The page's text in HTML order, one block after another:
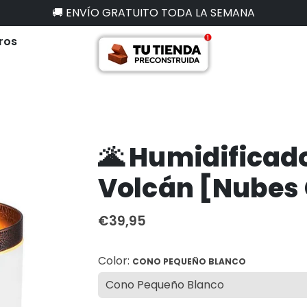
🚚 ENVÍO GRATUITO TODA LA SEMANA
🌋
Volcán
€39,95
Color: CONO PEQUEÑO BLANCO